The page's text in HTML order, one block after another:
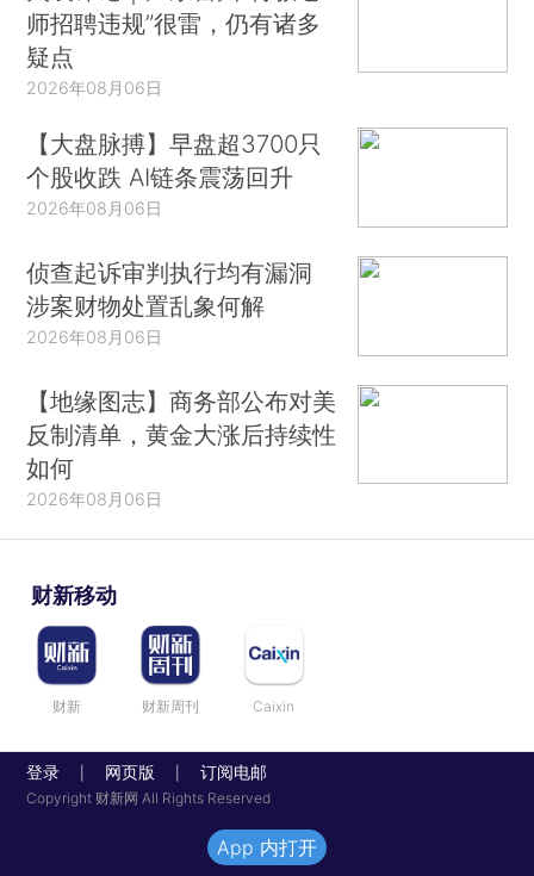
师招聘违规”很雷，仍有诸多
疑点
2026年08月06日
【大盘脉搏】早盘超3700只
个股收跌 AI链条震荡回升
2026年08月06日
侦查起诉审判执行均有漏洞
涉案财物处置乱象何解
2026年08月06日
【地缘图志】商务部公布对美
反制清单，黄金大涨后持续性
如何
2026年08月06日
财新移动
财新 财新周刊 Caixin
登录 网页版 订阅电邮
Copyright 财新网 All Rights Reserved
App 内打开